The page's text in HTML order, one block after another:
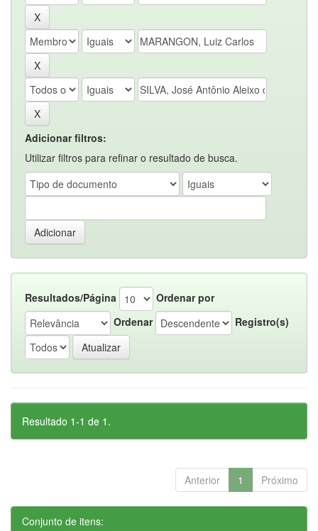
Adicionar filtros:
Utilizar filtros para refinar o resultado de busca.
Resultados/Página
Ordenar por
Ordenar
Registro(s)
Resultado 1-1 de 1.
Anterior 1 Próximo
Conjunto de itens: